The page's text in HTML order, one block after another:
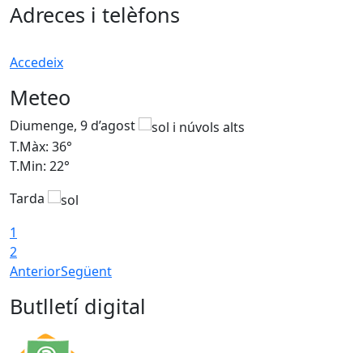
Adreces i telèfons
Accedeix
Meteo
Diumenge, 9 d’agost
T.Màx: 36°
T.Min: 22°
Tarda
1
2
AnteriorSegüent
Butlletí digital